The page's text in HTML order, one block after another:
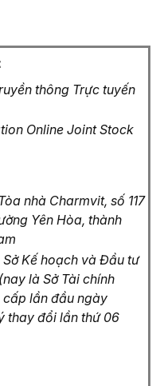
thông Trực tuyến
Online Joint Stock
nhà Charmvit, số 117
Yên Hòa, thành
Kế hoạch và Đầu tư
là Sở Tài chính
cấp lần đầu ngày
thay đổi lần thứ 06